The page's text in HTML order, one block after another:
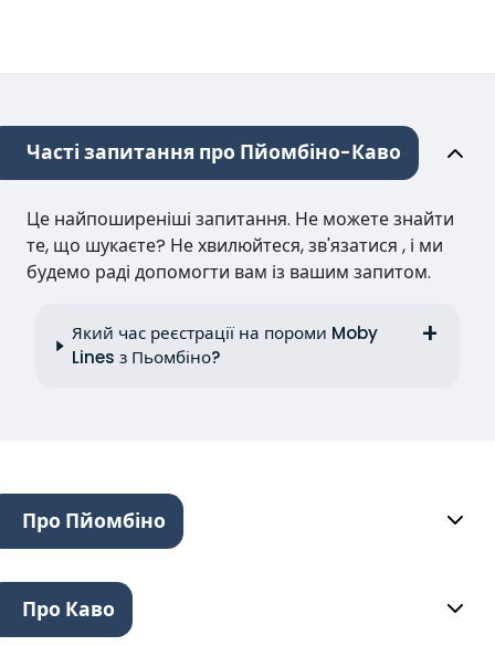
Часті запитання про Пйомбіно-Каво
Це найпоширеніші запитання. Не можете знайти
те, що шукаєте? Не хвилюйтеся, зв'язатися , і ми
будемо раді допомогти вам із вашим запитом.
Який час реєстрації на пороми Moby
Lines з Пьомбіно?
Про Пйомбіно
Про Каво